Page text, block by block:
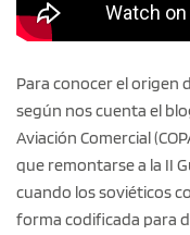
Para conocer el origen
según nos cuenta el
Aviación Comercial
que remontarse a la II
cuando los soviéticos
forma codificada para